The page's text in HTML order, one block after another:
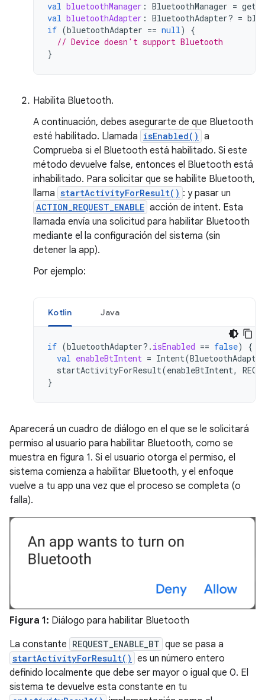
val bluetoothManager : BluetoothManager =
val bluetoothAdapter : BluetoothAdapter? =
if (bluetoothAdapter == null)
{
// Device doesn't support Bluetooth
}
Habilita Bluetooth.
A continuación, debes asegurarte de que Bluetooth
esté habilitado. Llamada isEnabled() a
Comprueba si el Bluetooth está habilitado. Si este
método devuelve false, entonces el Bluetooth está
inhabilitado. Para solicitar que se habilite Bluetooth,
llama startActivityForResult() : y pasar un
ACTION_REQUEST_ENABLE acción de intent. Esta
llamada envía una solicitud para habilitar Bluetooth
mediante el la configuración del sistema (sin
detener la app).
Por ejemplo:
Kotlin Java
if (bluetoothAdapter?. isEnabled == false)
{
val enableBtIntent = Intent(BluetoothAdapter
startActivityForResult(enableBtIntent,
}
Aparecerá un cuadro de diálogo en el que se le solicitará
permiso al usuario para habilitar Bluetooth, como se
muestra en figura 1. Si el usuario otorga el permiso, el
sistema comienza a habilitar Bluetooth, y el enfoque
vuelve a tu app una vez que el proceso se completa (o
falla).
Figura 1: Diálogo para habilitar Bluetooth
La constante REQUEST_ENABLE_BT que se pasa a
startActivityForResult() es un número entero
definido localmente que debe ser mayor o igual que 0. El
sistema te devuelve esta constante en tu